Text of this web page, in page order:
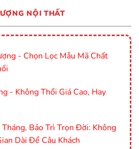
NỘI THẤT
- Chọn Lọc Mẫu Mã Chất
- Không Thổi Giá Cao, Hay
Bảo Trì Trọn Đời: Không
Dài Để Câu Khách